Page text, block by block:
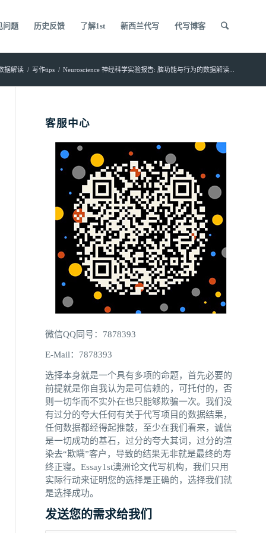
问题 历史反馈 了解1st 新西兰代写 代写博客
据解读 / 写作tips / Neuroscience 神经科学实验报告: 脑功能与行为的数据解读...
客服中心
微信QQ同号：7878393
E-Mail：7878393
选择本身就是一个具有多项的命题，首先必要的
前提就是你自我认为是可信赖的，可托付的，否
则一切华而不实外在也只能够欺骗一次。我们没
有过分的夸大任何有关于代写项目的数据结果，
任何数据都经得起推敲，至少在我们看来，诚信
是一切成功的基石，过分的夸大其词，过分的渲
染去“欺瞒”客户，导致的结果无非就是最终的寿
终正寝。Essay1st澳洲论文代写机构，我们只用
实际行动来证明您的选择是正确的，选择我们就
是选择成功。
发送您的需求给我们